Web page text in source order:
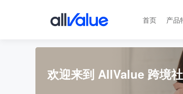
首页 产品
欢迎来到 AllValue 跨境